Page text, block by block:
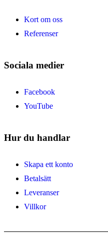
Kort om oss
Referenser
Sociala medier
Facebook
YouTube
Hur du handlar
Skapa ett konto
Betalsätt
Leveranser
Villkor